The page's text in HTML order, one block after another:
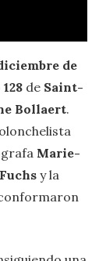
de
de Saint-
Bollaert.
Marie-
y la